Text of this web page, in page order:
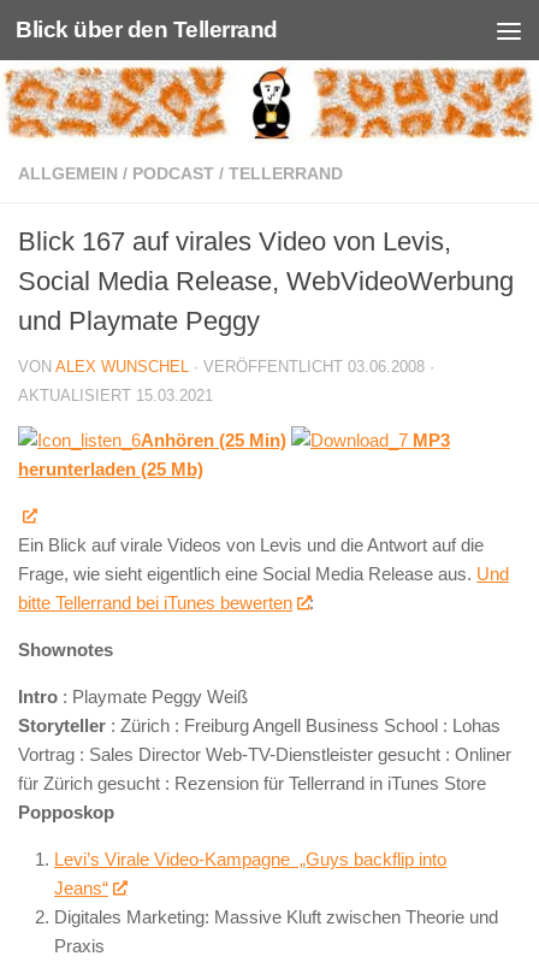
Unter dem Inhalt
Blick über den Tellerrand
ALLGEMEIN / PODCAST / TELLERRAND
Blick 167 auf virales Video von Levis,
Social Media Release, WebVideoWerbung
und Playmate Peggy
VON ALEX WUNSCHEL · VERÖFFENTLICHT 03.06.2008 ·
AKTUALISIERT 15.03.2021
Anhören (25 Min)
MP3
herunterladen (25 Mb)
Ein Blick auf virale Videos von Levis und die Antwort auf die
Frage, wie sieht eigentlich eine Social Media Release aus. Und
bitte Tellerrand bei iTunes bewerten
:
Shownotes
Intro : Playmate Peggy Weiß
Storyteller : Zürich : Freiburg Angell Business School : Lohas
Vortrag : Sales Director Web-TV-Dienstleister gesucht : Onliner
für Zürich gesucht : Rezension für Tellerrand in iTunes Store
Popposkop
Levi’s Virale Video-Kampagne „Guys backflip into
Jeans“
Digitales Marketing: Massive Kluft zwischen Theorie und
Praxis